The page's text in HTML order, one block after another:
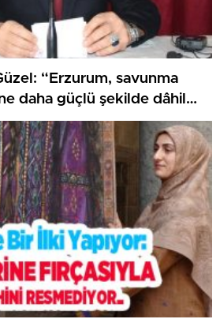
“Erzurum, savunma
daha güçlü şekilde dâhil